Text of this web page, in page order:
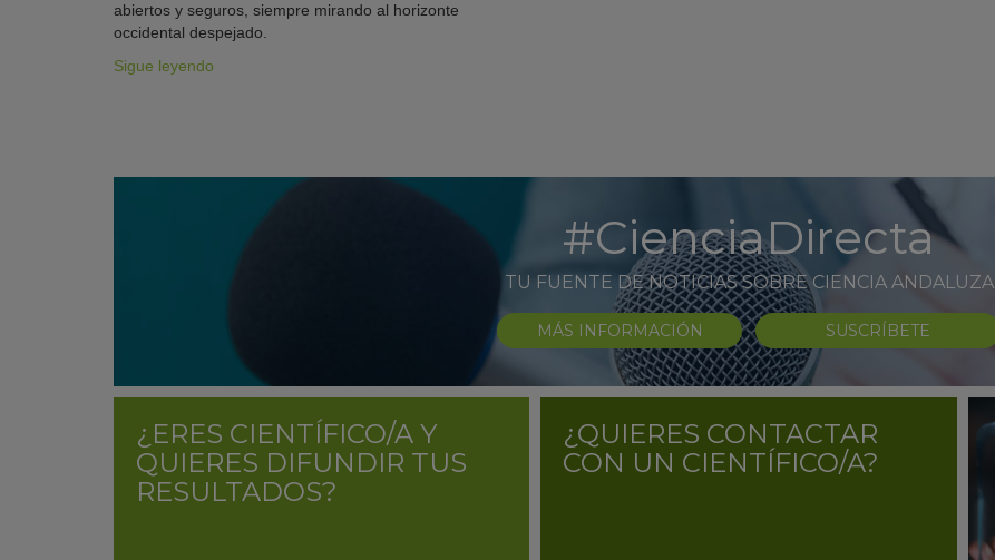
abiertos y seguros, siempre mirando al horizonte
occidental despejado.
Sigue leyendo
#CienciaDirecta
TU FUENTE DE NOTICIAS SOBRE CIENCIA ANDALUZA
MÁS INFORMACIÓN SUSCRÍBETE
¿ERES CIENTÍFICO/A Y
QUIERES DIFUNDIR TUS
RESULTADOS?
¿QUIERES CONTACTAR
CON UN CIENTÍFICO/A?